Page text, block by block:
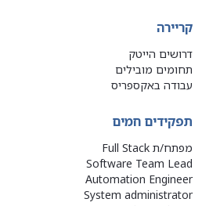
קריירה
דרושים הייטק
תחומים מובילים
עבודה באקספריס
תפקידים חמים
מפתח/ת Full Stack
Software Team Lead
Automation Engineer
System administrator